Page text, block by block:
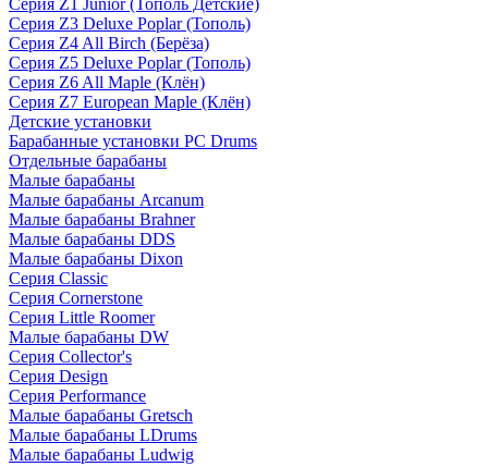
Серия Z1 Junior (Тополь Детские)
Серия Z3 Deluxe Poplar (Тополь)
Серия Z4 All Birch (Берёза)
Серия Z5 Deluxe Poplar (Тополь)
Серия Z6 All Maple (Клён)
Серия Z7 European Maple (Клён)
Детские установки
Барабанные установки PC Drums
Отдельные барабаны
Малые барабаны
Малые барабаны Arcanum
Малые барабаны Brahner
Малые барабаны DDS
Малые барабаны Dixon
Серия Classic
Серия Cornerstone
Серия Little Roomer
Малые барабаны DW
Серия Collector's
Серия Design
Серия Performance
Малые барабаны Gretsch
Малые барабаны LDrums
Малые барабаны Ludwig